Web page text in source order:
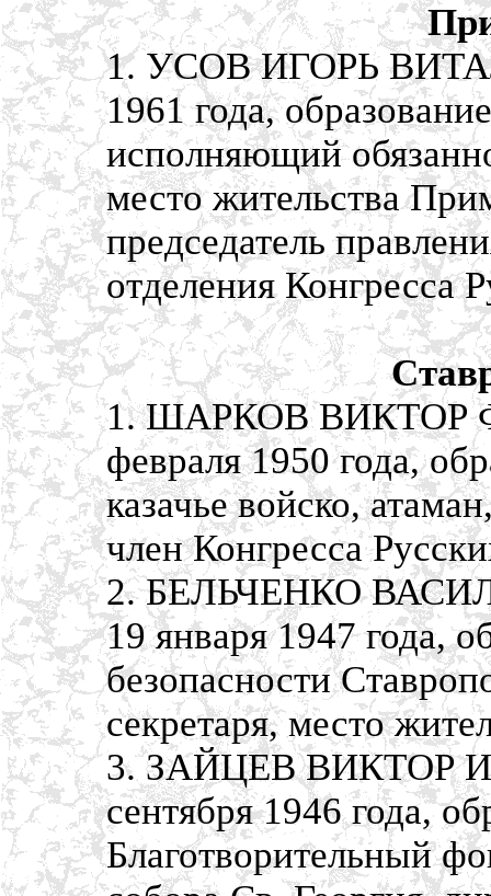
1. УСОВ ИГОРЬ
1961 года,
исполняющий
место жительства
председатель
отделения Конгресса
1. ШАРКОВ ВИКТОР
февраля 1950 года,
казачье войско,
член Конгресса
2. БЕЛЬЧЕНКО
19 января 1947 года,
безопасности
секретаря, место
3. ЗАЙЦЕВ ВИКТОР
сентября 1946 года,
Благотворительный